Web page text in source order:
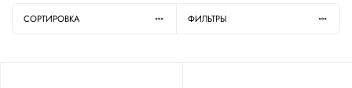
СОРТИРОВКА ФИЛЬТРЫ